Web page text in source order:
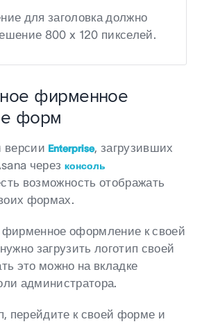
для заголовка должно
800 x 120 пикселей.
фирменное
форм
версии Enterprise, загрузивших
через консоль
возможность отображать
формах.
оформление к своей
загрузить логотип своей
это можно на вкладке
администратора.
перейдите к своей форме и